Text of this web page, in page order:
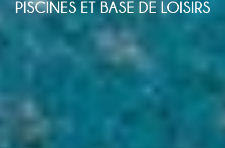
PISCINES ET BASE DE LOISIRS